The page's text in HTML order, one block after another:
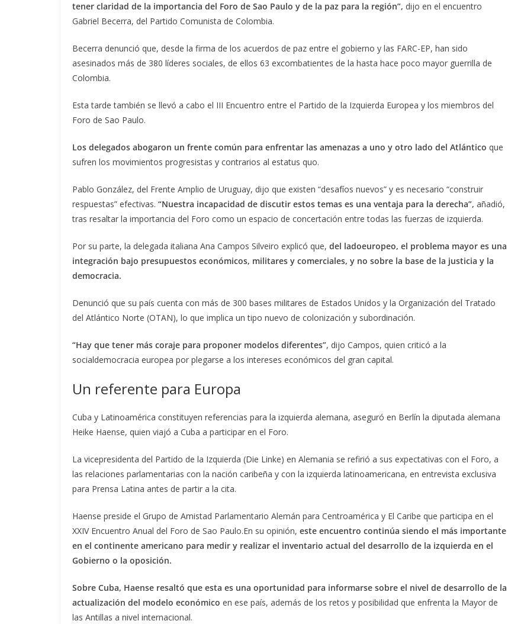
tener claridad de la importancia del Foro de Sao Paulo y de la paz para la región”, dijo en el encuentro
Gabriel Becerra, del Partido Comunista de Colombia.
Becerra denunció que, desde la firma de los acuerdos de paz entre el gobierno y las FARC-EP, han sido
asesinados más de 380 líderes sociales, de ellos 63 excombatientes de la hasta hace poco mayor guerrilla de
Colombia.
Esta tarde también se llevó a cabo el III Encuentro entre el Partido de la Izquierda Europea y los miembros del
Foro de Sao Paulo.
Los delegados abogaron un frente común para enfrentar las amenazas a uno y otro lado del Atlántico que
sufren los movimientos progresistas y contrarios al estatus quo.
Pablo González, del Frente Amplio de Uruguay, dijo que existen “desafíos nuevos” y es necesario “construir
respuestas” efectivas. “Nuestra incapacidad de discutir estos temas es una ventaja para la derecha”, añadió,
tras resaltar la importancia del Foro como un espacio de concertación entre todas las fuerzas de izquierda.
Por su parte, la delegada italiana Ana Campos Silveiro explicó que, del ladoeuropeo, el problema mayor es una
integración bajo presupuestos económicos, militares y comerciales, y no sobre la base de la justicia y la
democracia.
Denunció que su país cuenta con más de 300 bases militares de Estados Unidos y la Organización del Tratado
del Atlántico Norte (OTAN), lo que implica un tipo nuevo de colonización y subordinación.
“Hay que tener más coraje para proponer modelos diferentes”, dijo Campos, quien criticó a la
socialdemocracia europea por plegarse a los intereses económicos del gran capital.
Un referente para Europa
Cuba y Latinoamérica constituyen referencias para la izquierda alemana, aseguró en Berlín la diputada alemana
Heike Haense, quien viajó a Cuba a participar en el Foro.
La vicepresidenta del Partido de la Izquierda (Die Linke) en Alemania se refirió a sus expectativas con el Foro, a
las relaciones parlamentarias con la nación caribeña y con la izquierda latinoamericana, en entrevista exclusiva
para Prensa Latina antes de partir a la cita.
Haense preside el Grupo de Amistad Parlamentario Alemán para Centroamérica y El Caribe que participa en el
XXIV Encuentro Anual del Foro de Sao Paulo.En su opinión, este encuentro continúa siendo el más importante
en el continente americano para medir y realizar el inventario actual del desarrollo de la izquierda en el
Gobierno o la oposición.
Sobre Cuba, Haense resaltó que esta es una oportunidad para informarse sobre el nivel de desarrollo de la
actualización del modelo económico en ese país, además de los retos y posibilidad que enfrenta la Mayor de
las Antillas a nivel internacional.